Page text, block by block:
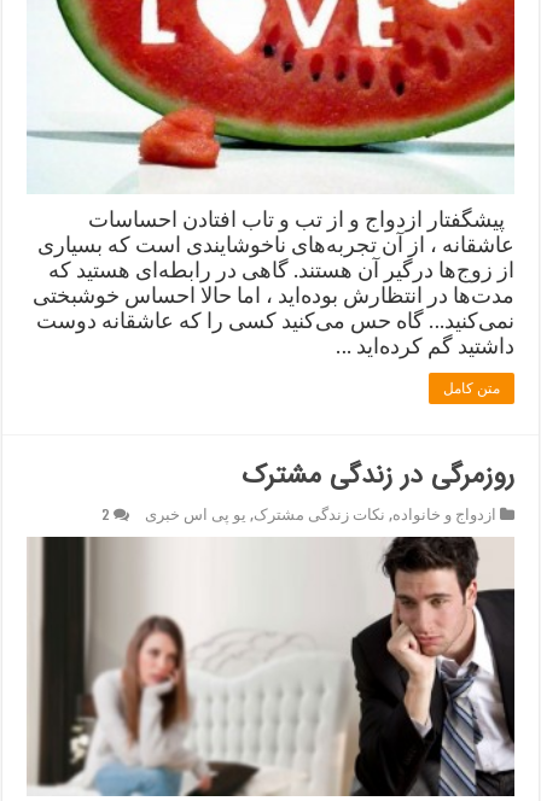
پیشگفتار ازدواج و از تب و تاب افتادن احساسات
عاشقانه ، از آن تجربه‌های ناخوشایندی است که بسیاری
از زوج‌ها درگیر آن هستند. گاهی در رابطه‌ای هستید که
مدت‌ها در انتظارش بوده‌اید ، اما حالا احساس خوشبختی
نمی‌کنید… گاه حس می‌کنید کسی را که عاشقانه دوست
داشتید گم کرده‌اید …
متن کامل
روزمرگی در زندگی مشترک
ازدواج و خانواده, نکات زندگی مشترک, یو پی اس خبری 2